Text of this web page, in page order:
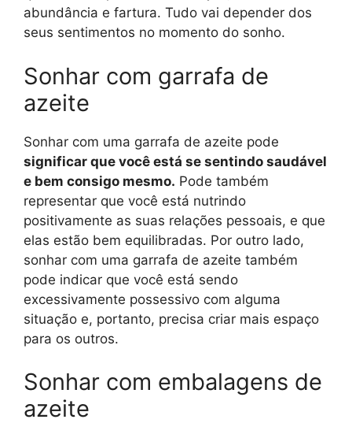
abundância e fartura. Tudo vai depender dos
seus sentimentos no momento do sonho.
Sonhar com garrafa de
azeite
Sonhar com uma garrafa de azeite pode
significar que você está se sentindo saudável
e bem consigo mesmo. Pode também
representar que você está nutrindo
positivamente as suas relações pessoais, e que
elas estão bem equilibradas. Por outro lado,
sonhar com uma garrafa de azeite também
pode indicar que você está sendo
excessivamente possessivo com alguma
situação e, portanto, precisa criar mais espaço
para os outros.
Sonhar com embalagens de
azeite